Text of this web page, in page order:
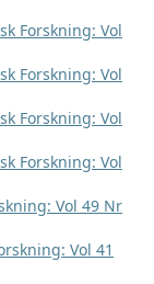
Forskning: Vol
Forskning: Vol
Forskning: Vol
Forskning: Vol
Vol 49 Nr
Vol 41